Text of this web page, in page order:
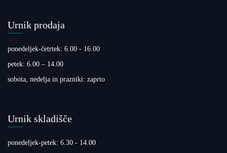
Urnik prodaja
ponedeljek-četrtek: 6.00 - 16.00
petek: 6.00 – 14.00
sobota, nedelja in prazniki: zaprto
Urnik skladišče
ponedeljek-petek: 6.30 - 14.00